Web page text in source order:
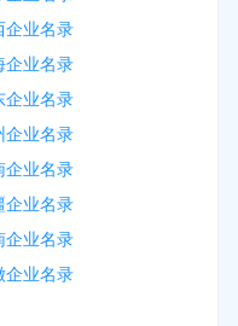
企业名录
企业名录
企业名录
企业名录
企业名录
企业名录
企业名录
企业名录